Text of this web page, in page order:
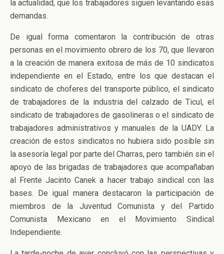
la actualidad, que los trabajadores siguen levantando esas
demandas.
De igual forma comentaron la contribución de otras
personas en el movimiento obrero de los 70, que llevaron
a la creación de manera exitosa de más de 10 sindicatos
independiente en el Estado, entre los que destacan el
sindicato de choferes del transporte público, el sindicato
de trabajadores de la industria del calzado de Ticul, el
sindicato de trabajadores de gasolineras o el sindicato de
trabajadores administrativos y manuales de la UADY. La
creación de estos sindicatos no hubiera sido posible sin
la asesoría legal por parte del Charras, pero también sin el
apoyo de las brigadas de trabajadores que acompañaban
al Frente Jacinto Canek a hacer trabajo sindical con las
bases. De igual manera destacaron la participación de
miembros de la Juventud Comunista y del Partido
Comunista Mexicano en el Movimiento Sindical
Independiente.